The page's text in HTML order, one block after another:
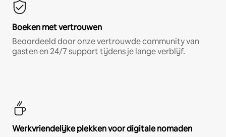
Boeken met vertrouwen
Beoordeeld door onze vertrouwde community van
gasten en 24/7 support tijdens je lange verblijf.
Werkvriendelijke plekken voor digitale nomaden